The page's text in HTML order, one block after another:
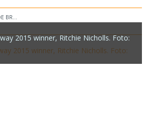
BR...
2015 winner, Ritchie Nicholls. Foto: